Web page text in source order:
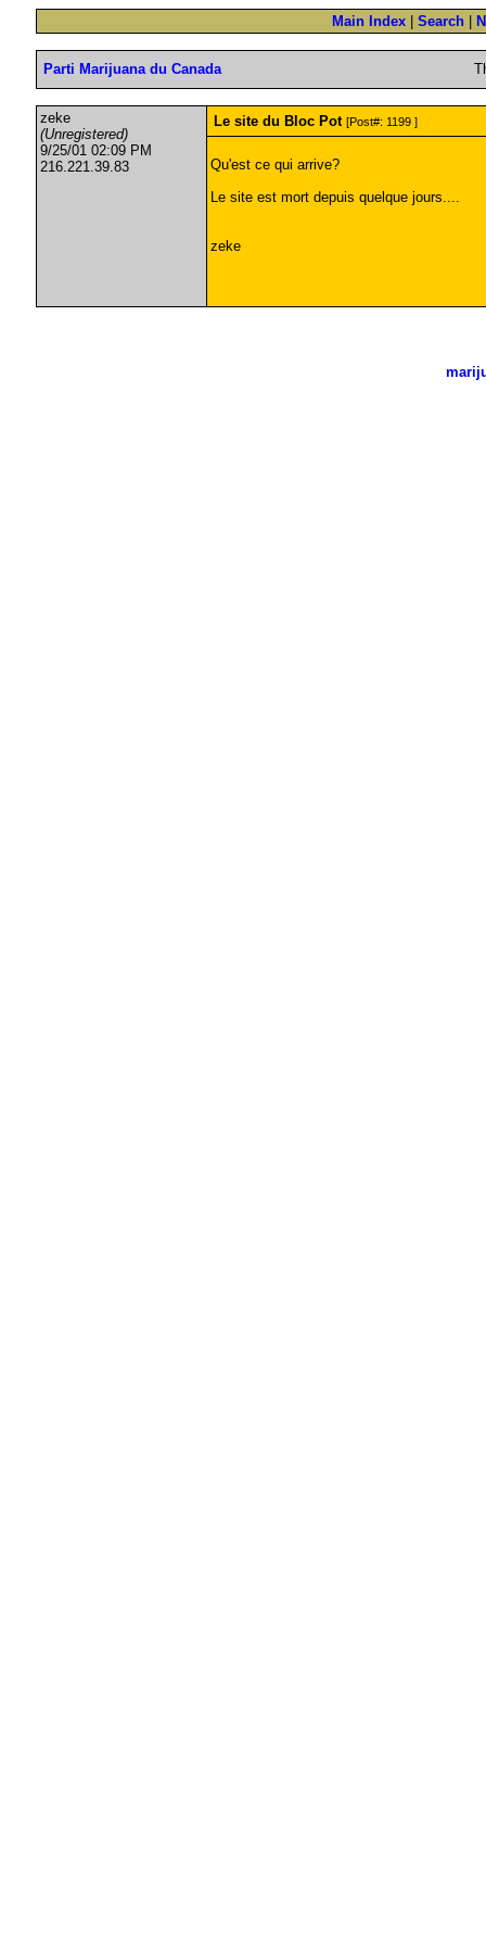
Main Index Search
Parti Marijuana du Canada
zeke
(Unregistered)
9/25/01 02:09 PM
216.221.39.83
Le site du Bloc Pot [Post#: 1199 ]
Qu'est ce qui arrive?
Le site est mort depuis quelque jours....
zeke